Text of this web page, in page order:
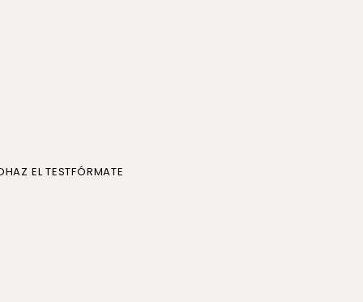
HAZ EL TESTFÓRMATE